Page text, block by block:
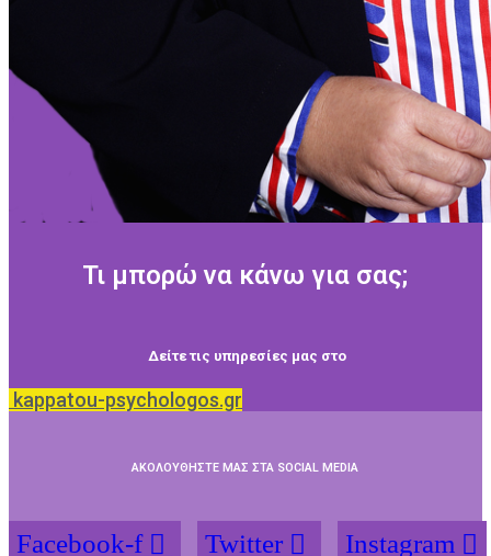
Τι μπορώ να κάνω για σας;
Δείτε τις υπηρεσίες μας στο
kappatou-psychologos.gr
ΑΚΟΛΟΥΘΗΣΤΕ ΜΑΣ ΣΤΑ SOCIAL MEDIA
Facebook-f Twitter
Instagram